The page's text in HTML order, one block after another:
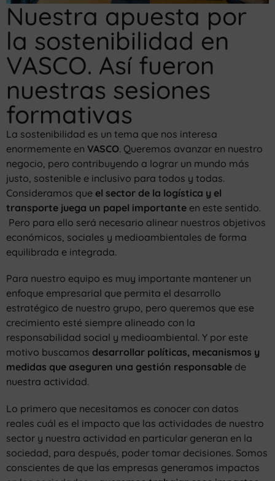
Nuestra apuesta por
la sostenibilidad en
VASCO. Así fueron
nuestras sesiones
formativas
La sostenibilidad es un tema que nos interesa
enormemente en VASCO. Queremos avanzar en nuestro
negocio, pero contribuyendo a lograr un mundo más
justo, sostenible e inclusivo para todos y todas.
Consideramos que el sector de la logística y el
transporte juega un papel importante en este sentido.
Pero para ello será necesario alinear nuestros objetivos
económicos, sociales y medioambientales de forma
equilibrada e integrada.
Para nuestro equipo es muy importante mantener un
enfoque empresarial que permita el desarrollo
estratégico de nuestro grupo, pero queremos que ese
crecimiento esté siempre alineado con la
responsabilidad social y medioambiental. Y por este
motivo buscamos desarrollar políticas, mecanismos y
medidas que aseguren una gestión responsable de
nuestra actividad.
Lo primero que necesitamos es conocer con datos
reales cuál es el impacto que las actividades de nuestro
sector y nuestra actividad en particular generan en la
sociedad, para después, poder tomar decisiones. Somos
conscientes de que las empresas generamos impactos